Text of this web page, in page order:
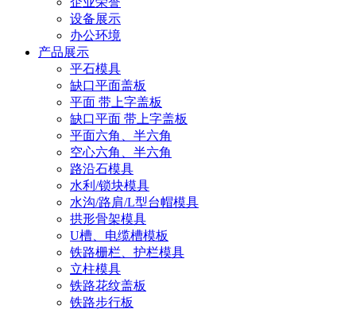
设备展示
办公环境
产品展示
平石模具
缺口平面盖板
平面 带上字盖板
缺口平面 带上字盖板
平面六角、半六角
空心六角、半六角
路沿石模具
水利/锁块模具
水沟/路肩/L型台帽模具
拱形骨架模具
U槽、电缆槽模板
铁路栅栏、护栏模具
立柱模具
铁路花纹盖板
铁路步行板